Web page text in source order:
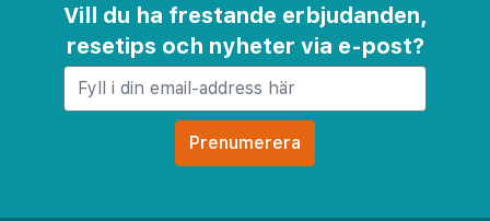
Vill du ha frestande erbjudanden,
resetips och nyheter via e-post?